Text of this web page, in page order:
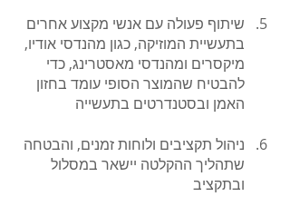
שיתוף פעולה עם אנשי מקצוע אחרים
בתעשיית המוזיקה, כגון מהנדסי אודיו,
מיקסרים ומהנדסי מאסטרינג, כדי
להבטיח שהמוצר הסופי עומד בחזון
האמן ובסטנדרטים בתעשייה
ניהול תקציבים ולוחות זמנים, והבטחה
שתהליך ההקלטה יישאר במסלול
ובתקציב